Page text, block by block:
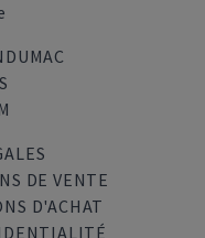
DE VENTE
D'ACHAT